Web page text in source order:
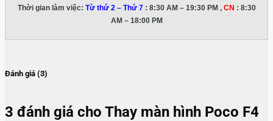
Thời gian làm việc: Từ thứ 2 – Thứ 7: 8:30 AM – 19:30 PM , CN : 8:30
AM – 18:00 PM
Đánh giá (3)
3 đánh giá cho Thay màn hình Poco F4